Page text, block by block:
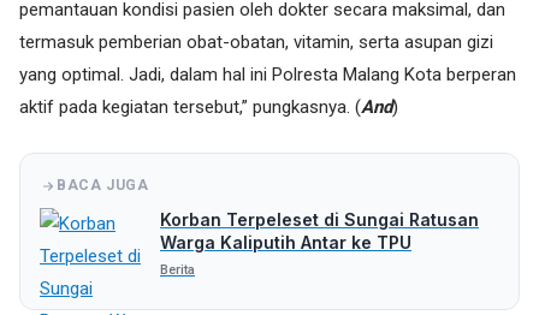
pemantauan kondisi pasien oleh dokter secara maksimal, dan
termasuk pemberian obat-obatan, vitamin, serta asupan gizi
yang optimal. Jadi, dalam hal ini Polresta Malang Kota berperan
aktif pada kegiatan tersebut,” pungkasnya. (And)
BACA JUGA
Korban Terpeleset di Sungai Ratusan
Warga Kaliputih Antar ke TPU
Berita